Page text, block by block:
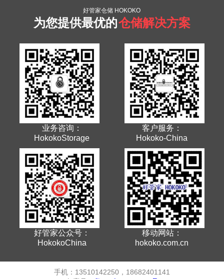
好管家仓储 HOKOKO
为您提供最优的仓储解决方案
业务咨询：
HokokoStorage
客户服务：
Hokoko-China
好管家公众号：
HokokoChina
移动网站：
hokoko.com.cn
手机：13510142250，18682401141